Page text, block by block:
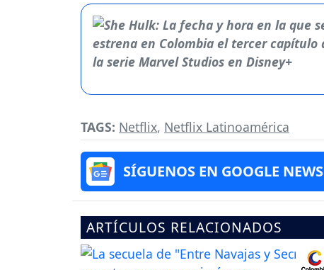
TAGS: Netflix, Netflix Latinoamérica
SÍGUENOS EN GOOGLE NEWS
ARTÍCULOS RELACIONADOS